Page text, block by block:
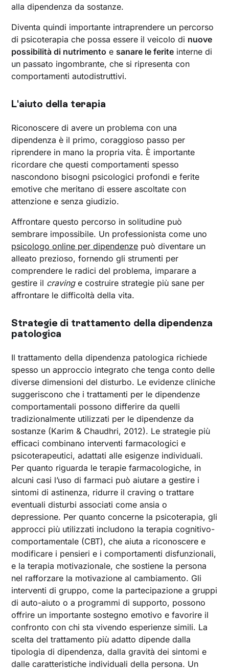
alla dipendenza da sostanze.
Diventa quindi importante intraprendere un percorso
di psicoterapia che possa essere il veicolo di nuove
possibilità di nutrimento e sanare le ferite interne di
un passato ingombrante, che si ripresenta con
comportamenti autodistruttivi.
L'aiuto della terapia
Riconoscere di avere un problema con una
dipendenza è il primo, coraggioso passo per
riprendere in mano la propria vita. È importante
ricordare che questi comportamenti spesso
nascondono bisogni psicologici profondi e ferite
emotive che meritano di essere ascoltate con
attenzione e senza giudizio.
Affrontare questo percorso in solitudine può
sembrare impossibile. Un professionista come uno
psicologo online per dipendenze può diventare un
alleato prezioso, fornendo gli strumenti per
comprendere le radici del problema, imparare a
gestire il cravinge costruire strategie più sane per
affrontare le difficoltà della vita.
Strategie di trattamento della dipendenza
patologica
Il trattamento della dipendenza patologica richiede
spesso un approccio integrato che tenga conto delle
diverse dimensioni del disturbo. Le evidenze cliniche
suggeriscono che i trattamenti per le dipendenze
comportamentali possono differire da quelli
tradizionalmente utilizzati per le dipendenze da
sostanze (Karim & Chaudhri, 2012). Le strategie più
efficaci combinano interventi farmacologici e
psicoterapeutici, adattati alle esigenze individuali.
Per quanto riguarda le terapie farmacologiche, in
alcuni casi l’uso di farmaci può aiutare a gestire i
sintomi di astinenza, ridurre il craving o trattare
eventuali disturbi associati come ansia o
depressione. Per quanto concerne la psicoterapia, gli
approcci più utilizzati includono la terapia cognitivo-
comportamentale (CBT), che aiuta a riconoscere e
modificare i pensieri e i comportamenti disfunzionali,
e la terapia motivazionale, che sostiene la persona
nel rafforzare la motivazione al cambiamento. Gli
interventi di gruppo, come la partecipazione a gruppi
di auto-aiuto o a programmi di supporto, possono
offrire un importante sostegno emotivo e favorire il
confronto con chi sta vivendo esperienze simili. La
scelta del trattamento più adatto dipende dalla
tipologia di dipendenza, dalla gravità dei sintomi e
dalle caratteristiche individuali della persona. Un